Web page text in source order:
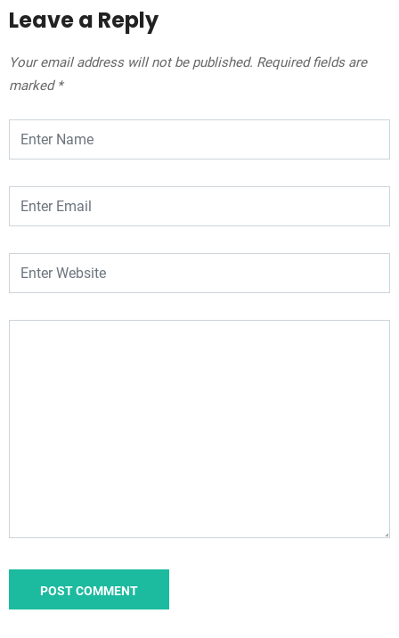
Leave a Reply
Your email address will not be published. Required fields are
marked *